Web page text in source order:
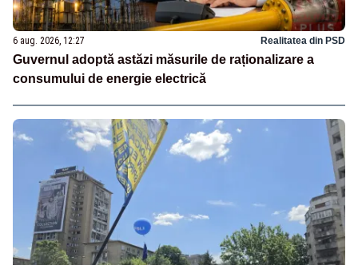
6 aug. 2026, 12:27 Realitatea din PSD
Guvernul adoptă astăzi măsurile de raționalizare a
consumului de energie electrică